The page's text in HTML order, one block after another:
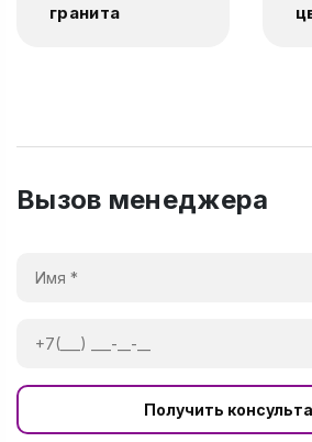
гранита
Вызов менеджера
Получить